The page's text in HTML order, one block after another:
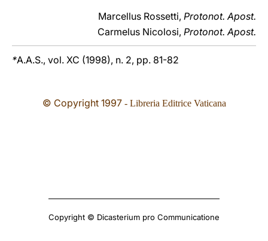
Marcellus Rossetti, Protonot. Apost.
Carmelus Nicolosi, Protonot. Apost.
*A.A.S., vol. XC (1998), n. 2, pp. 81-82
© Copyright 1997- Libreria Editrice Vaticana
Copyright © Dicasterium pro Communicatione